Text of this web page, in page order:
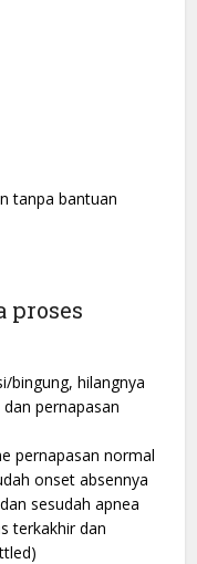
tanpa bantuan
proses
bingung, hilangnya
pernapasan
pernapasan normal
onset absennya
sesudah apnea
terkakhir dan